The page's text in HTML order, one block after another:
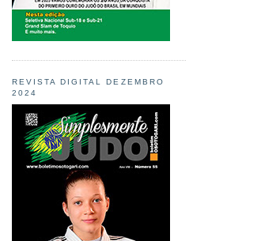
REVISTA DIGITAL DEZEMBRO
2024